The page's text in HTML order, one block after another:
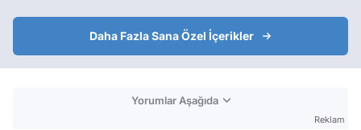
Daha Fazla Sana Özel İçerikler
Yorumlar Aşağıda
Reklam